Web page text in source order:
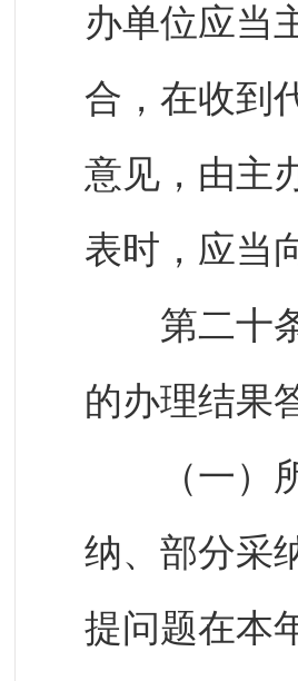
办单位应当
合，在收到
意见，由主
表时，应当
第二十条
的办理结果
（一）所
纳、部分采
提问题在本